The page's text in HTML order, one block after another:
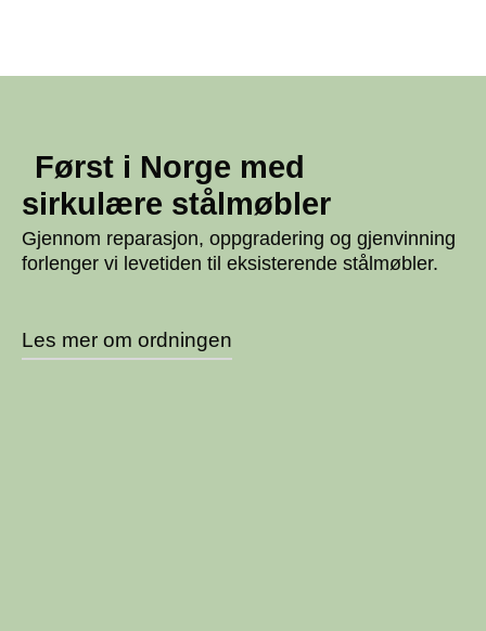
Først i Norge med
sirkulære stålmøbler
Gjennom reparasjon, oppgradering og gjenvinning
forlenger vi levetiden til eksisterende stålmøbler.
Les mer om ordningen